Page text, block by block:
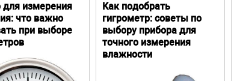
для измерения
что важно
при выборе
Как подобрать
гигрометр: советы по
выбору прибора для
точного измерения
влажности